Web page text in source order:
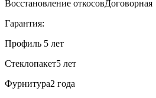
Восстановление откосовДоговорная
Гарантия:
Профиль 5 лет
Стеклопакет5 лет
Фурнитура2 года